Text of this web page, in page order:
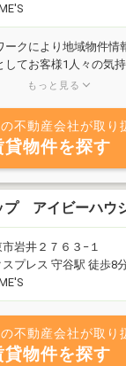
ークにより地域物件情
してお客様1人々の気
してお部屋が探せます
もっと見る
不動産会社が取り
貸物件を探す
プ アイビーハウ
岩井２７６３−１
プレス 守谷駅 徒歩8
不動産会社が取り
貸物件を探す